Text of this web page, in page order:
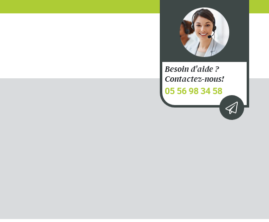
Besoin d'aide ?
Contactez-nous!
05 56 98 34 58